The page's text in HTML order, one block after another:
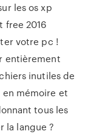
les os xp
free 2016
votre pc !
entièrement
inutiles de
mémoire et
tous les
la langue ?